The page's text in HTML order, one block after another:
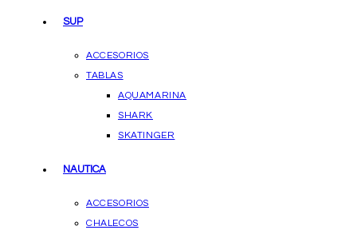
SUP
ACCESORIOS
TABLAS
AQUAMARINA
SHARK
SKATINGER
NAUTICA
ACCESORIOS
CHALECOS